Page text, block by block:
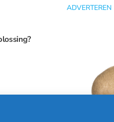
ADVERTEREN
in ondervoeding